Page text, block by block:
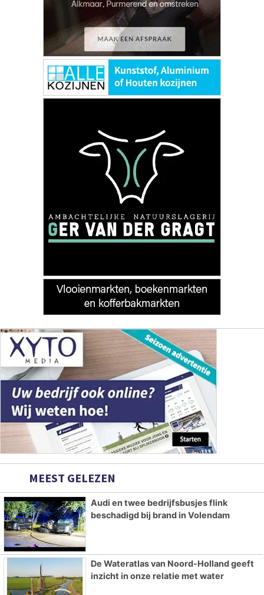
MEEST GELEZEN
Audi en twee bedrijfsbusjes flink
beschadigd bij brand in Volendam
De Wateratlas van Noord-Holland geeft
inzicht in onze relatie met water